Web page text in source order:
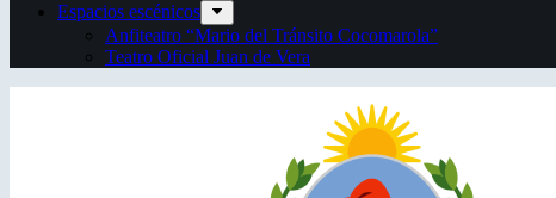
Espacios escénicos
Anfiteatro “Mario del Tránsito Cocomarola”
Teatro Oficial Juan de Vera